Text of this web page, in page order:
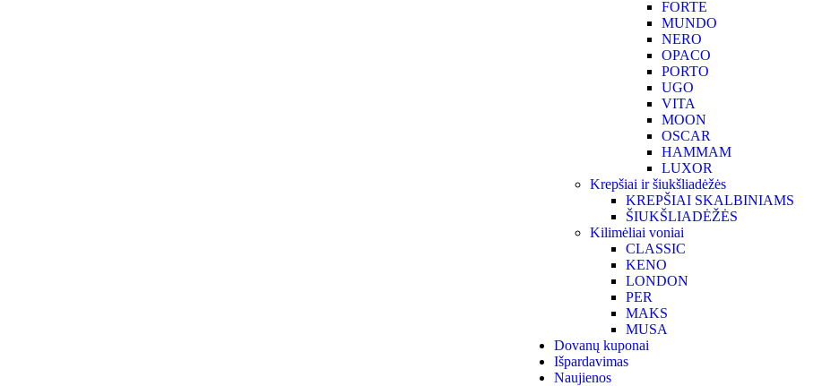
FORTE
MUNDO
NERO
OPACO
PORTO
UGO
VITA
MOON
OSCAR
HAMMAM
LUXOR
Krepšiai ir šiukšliadėžės
KREPŠIAI SKALBINIAMS
ŠIUKŠLIADĖŽĖS
Kilimėliai voniai
CLASSIC
KENO
LONDON
PER
MAKS
MUSA
Dovanų kuponai
Išpardavimas
Naujienos